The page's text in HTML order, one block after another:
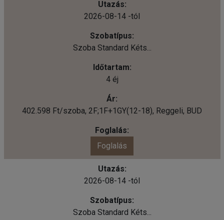
2026-08-14 -tól
Szoba Standard Kéts...
4 éj
402.598 Ft/szoba, 2F;1F+1GY(12-18), Reggeli, BUD
Foglalás
2026-08-14 -tól
Szoba Standard Kéts...